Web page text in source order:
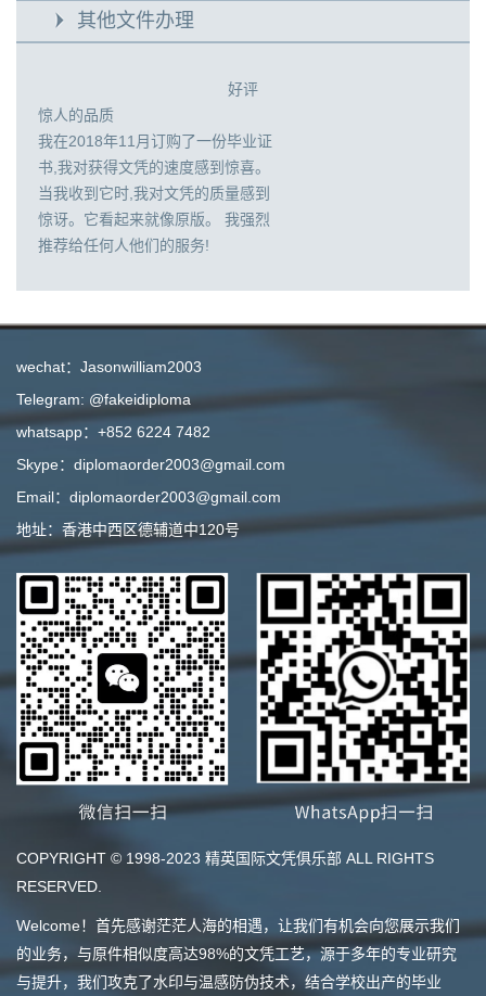
其他文件办理
好评
惊人的品质
我在2018年11月订购了一份毕业证
书,我对获得文凭的速度感到惊喜。
当我收到它时,我对文凭的质量感到
惊讶。它看起来就像原版。 我强烈
推荐给任何人他们的服务!
wechat：Jasonwilliam2003
Telegram: @fakeidiploma
whatsapp：+852 6224 7482
Skype：diplomaorder2003@gmail.com
Email：diplomaorder2003@gmail.com
地址：香港中西区德辅道中120号
COPYRIGHT © 1998-2023 精英国际文凭俱乐部 ALL RIGHTS
RESERVED.
Welcome！首先感谢茫茫人海的相遇，让我们有机会向您展示我们
的业务，与原件相似度高达98%的文凭工艺，源于多年的专业研究
与提升，我们攻克了水印与温感防伪技术，结合学校出产的毕业